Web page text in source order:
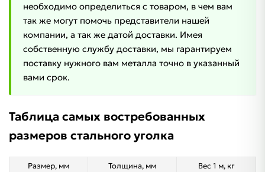
необходимо определиться с товаром, в чем вам
так же могут помочь представители нашей
компании, а так же датой доставки. Имея
собственную службу доставки, мы гарантируем
поставку нужного вам металла точно в указанный
вами срок.
Таблица самых востребованных
размеров стального уголка
Размер, мм Толщина, мм Вес 1 м, кг